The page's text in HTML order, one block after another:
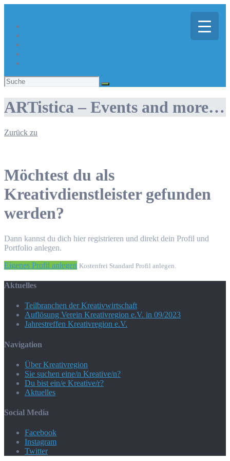
Suchen
nach:
ARTistica – Events and more…
Zurück zu
Möchtest du als
Kreativdienstleister gefunden
werden?
Dann kannst du dich hier registrieren und direkt dein Profil und
Portfolio anlegen.
Eigenes Profil anlegen Kostenfrei Standard Profil anlegen.
Aktuelles
Teilbranchen der Kreativwirtschaft
Auflösung Verein Kreativregion e.V. in 09/2023
Jahrestreffen Kreativregion e.V.
Navigation
Über Kreativregion
Sie suchen eine/n Kreative/n?
Du bist ein/e Kreative/r?
Aktuelles
Social Media
Facebook
Instagram
Twitter